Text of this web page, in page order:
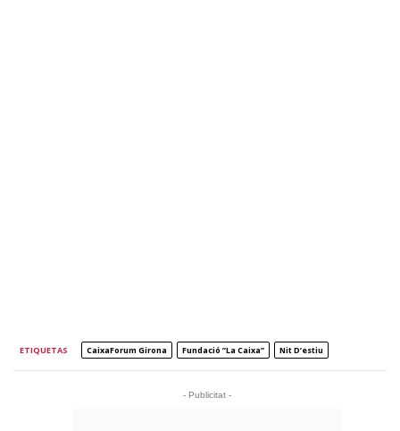
ETIQUETAS CaixaForum Girona Fundació ”la Caixa” Nit D’estiu
- Publicitat -